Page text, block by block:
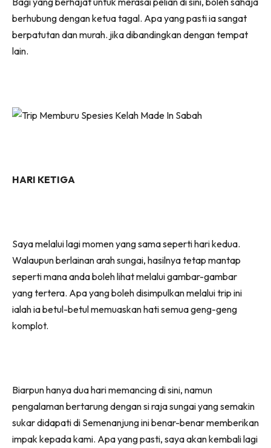
berhubung dengan ketua tagal. Apa yang pasti ia sangat
berpatutan dan murah. jika dibandingkan dengan tempat
lain.
HARI KETIGA
Saya melalui lagi momen yang sama seperti hari kedua.
Walaupun berlainan arah sungai, hasilnya tetap mantap
seperti mana anda boleh lihat melalui gambar-gambar
yang tertera. Apa yang boleh disimpulkan melalui trip ini
ialah ia betul-betul memuaskan hati semua geng-geng
komplot.
Biarpun hanya dua hari memancing di sini, namun
pengalaman bertarung dengan si raja sungai yang semakin
sukar didapati di Semenanjung ini benar-benar memberikan
impak kepada kami. Apa yang pasti, saya akan kembali lagi